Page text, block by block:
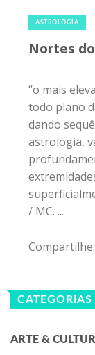
ASTROLOGIA
Nortes
“o mais
todo plano
dando
astrologia,
/ MC. ...
Compartilhe:
CATEGORIAS
ARTE &